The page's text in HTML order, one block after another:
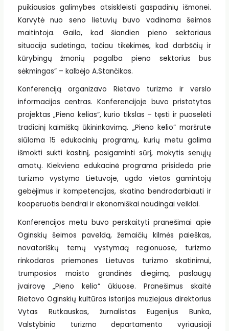
puikiausias galimybes atsiskleisti gaspadinių išmonei.
Karvytė nuo seno lietuvių buvo vadinama šeimos
maitintoja. Gaila, kad šiandien pieno sektoriaus
situacija sudėtinga, tačiau tikėkimės, kad darbščių ir
kūrybingų žmonių pagalba pieno sektorius bus
sėkmingas” – kalbėjo A.Stančikas.
Konferenciją organizavo Rietavo turizmo ir verslo
informacijos centras. Konferencijoje buvo pristatytas
projektas „Pieno kelias“, kurio tikslas – tęsti ir puoselėti
tradicinį kaimišką ūkininkavimą. „Pieno kelio“ maršrute
siūloma 15 edukacinių programų, kurių metu galima
išmokti sukti kastinį, pasigaminti sūrį, mokytis senųjų
amatų. Kiekviena edukacinė programa prisideda prie
turizmo vystymo Lietuvoje, ugdo vietos gamintojų
gebėjimus ir kompetencijas, skatina bendradarbiauti ir
kooperuotis bendrai ir ekonomiškai naudingai veiklai.
Konferencijos metu buvo perskaityti pranešimai apie
Oginskių šeimos paveldą, žemaičių kilmės paieškas,
novatoriškų temų vystymaą regionuose, turizmo
rinkodaros priemones Lietuvos turizmo skatinimui,
trumposios maisto grandinės diegimą, paslaugų
įvairovę „Pieno kelio“ ūkiuose. Pranešimus skaitė
Rietavo Oginskių kultūros istorijos muziejaus direktorius
Vytas Rutkauskas, žurnalistas Eugenijus Bunka,
Valstybinio turizmo departamento vyriausioji